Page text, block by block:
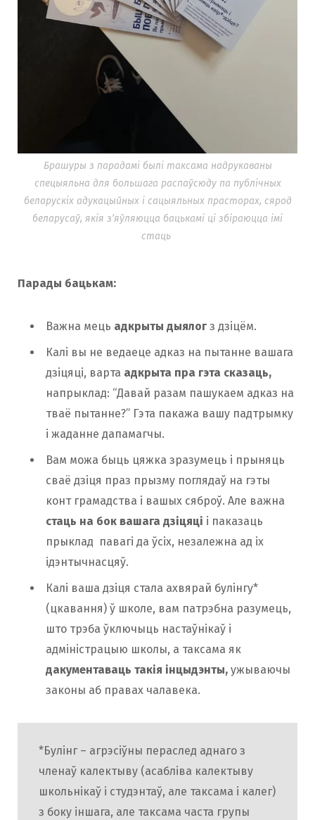
Брашуры з парадамі былі таксама надрукаваны
спецыяльна для большага распаўсюду па публічных
беларускіх адукацыйных і сацыяльных прасторах, сярод
беларусаў, якія з’яўляюцца бацькамі ці збіраюцца імі
стаць
Парады бацькам:
Важна мець адкрыты дыялог з дзіцём.
Калі вы не ведаеце адказ на пытанне вашага
дзіцяці, варта адкрыта пра гэта сказаць,
напрыклад: “Давай разам пашукаем адказ на
тваё пытанне?” Гэта пакажа вашу падтрымку
і жаданне дапамагчы.
Вам можа быць цяжка зразумець і прыняць
сваё дзіця праз прызму поглядаў на гэты
конт грамадства і вашых сяброў. Але важна
стаць на бок вашага дзіцяці і паказаць
прыклад павагі да ўсіх, незалежна ад іх
ідэнтычнасцяў.
Калі ваша дзіця стала ахвярай булінгу*
(цкавання) ў школе, вам патрэбна разумець,
што трэба ўключыць настаўнікаў і
адміністрацыю школы, а таксама як
дакументаваць такія інцыдэнты, ужываючы
законы аб правах чалавека.
*Булінг – агрэсіўны пераслед аднаго з
членаў калектыву (асабліва калектыву
школьнікаў і студэнтаў, але таксама і калег)
з боку іншага, але таксама часта групы